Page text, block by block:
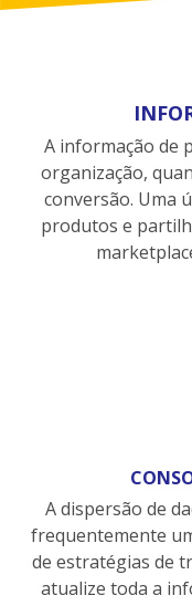
A informação de
organização,
conversão. Uma
produtos e
A dispersão de
frequentemente
de estratégias de
atualize toda a